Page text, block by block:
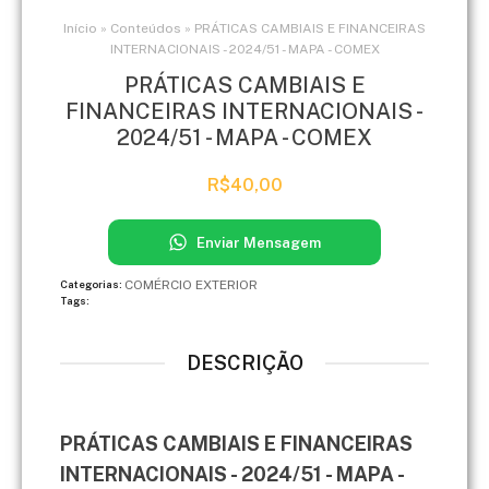
Início » Conteúdos » PRÁTICAS CAMBIAIS E FINANCEIRAS
INTERNACIONAIS - 2024/51 - MAPA - COMEX
PRÁTICAS CAMBIAIS E
FINANCEIRAS INTERNACIONAIS -
2024/51 - MAPA - COMEX
R$40,00
Enviar Mensagem
Categorias: COMÉRCIO EXTERIOR
Tags:
DESCRIÇÃO
PRÁTICAS CAMBIAIS E FINANCEIRAS
INTERNACIONAIS - 2024/51 - MAPA -